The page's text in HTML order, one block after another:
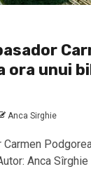
ora unui
Anca Sirghie
Carmen
Anca Sîrghie